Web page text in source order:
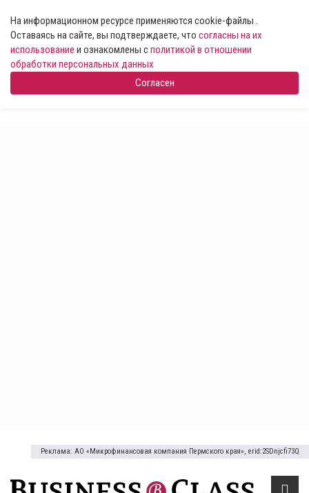
На информационном ресурсе применяются cookie-файлы .
Оставаясь на сайте, вы подтверждаете, что согласны на их
использование и ознакомлены сполитикой в отношении
обработки персональных данных
Согласен
Реклама: АО «Микрофинансовая компания Пермского края», erid:2SDnjcfi73Q